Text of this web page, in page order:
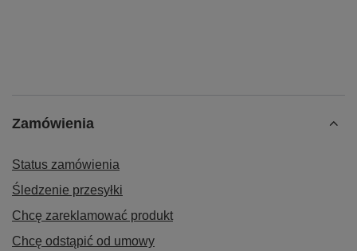
Zamówienia
Status zamówienia
Śledzenie przesyłki
Chcę zareklamować produkt
Chcę odstąpić od umowy